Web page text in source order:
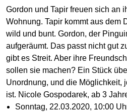
Gordon und Tapir freuen sich an
Wohnung. Tapir kommt aus dem
wild und bunt. Gordon, der
aufgeräumt. Das passt nicht gut
gibt es Streit. Aber ihre
sollen sie machen? Ein Stück
Unordnung, und die Möglichkeit,
ist. Nicole Gospodarek, ab 3
Sonntag, 22.03.2020, 10:00